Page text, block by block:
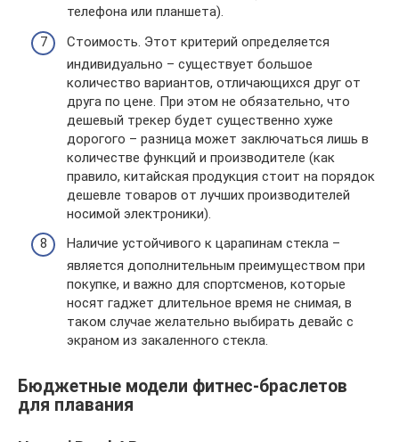
телефона или планшета).
Стоимость. Этот критерий определяется
индивидуально – существует большое
количество вариантов, отличающихся друг от
друга по цене. При этом не обязательно, что
дешевый трекер будет существенно хуже
дорогого – разница может заключаться лишь в
количестве функций и производителе (как
правило, китайская продукция стоит на порядок
дешевле товаров от лучших производителей
носимой электроники).
Наличие устойчивого к царапинам стекла –
является дополнительным преимуществом при
покупке, и важно для спортсменов, которые
носят гаджет длительное время не снимая, в
таком случае желательно выбирать девайс с
экраном из закаленного стекла.
Бюджетные модели фитнес-браслетов
для плавания